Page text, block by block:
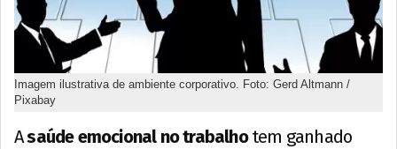
Imagem ilustrativa de ambiente corporativo. Foto: Gerd Altmann /
Pixabay
Asaúde emocional no trabalhotem ganhado